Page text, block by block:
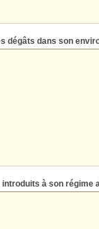
dégâts dans son
à son régime